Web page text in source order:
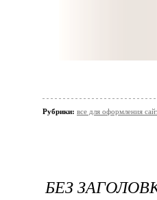
Рубрики: все для оформления
БЕЗ